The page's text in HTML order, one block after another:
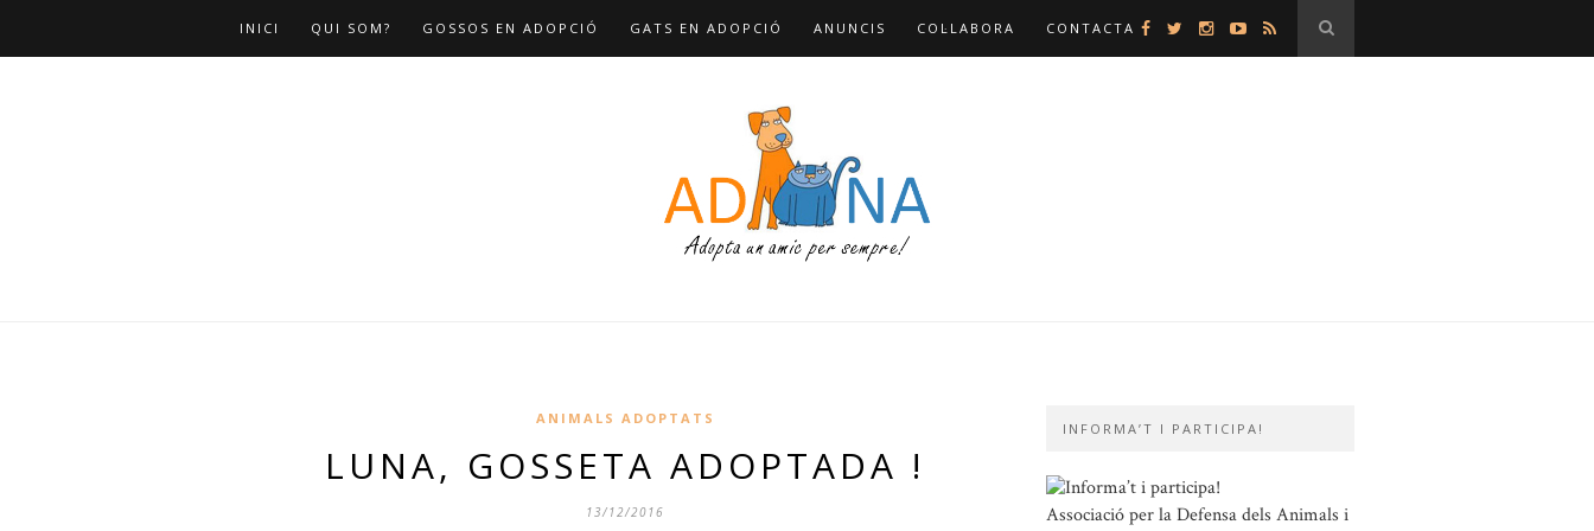
INICI QUI SOM? GOSSOS EN ADOPCIÓ GATS EN ADOPCIÓ ANUNCIS COL·LABORA CONTACTA
ANIMALS ADOPTATS
LUNA, GOSSETA ADOPTADA !
13/12/2016
INFORMA’T I PARTICIPA!
Associació per la Defensa dels Animals i